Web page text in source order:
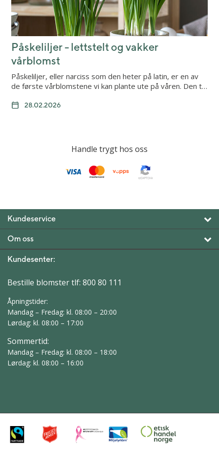
Påskeliljer - lettstelt og vakker
vårblomst
Påskeliljer, eller narciss som den heter på latin, er en av
de første vårblomstene vi kan plante ute på våren. Den t…
28.02.2026
Handle trygt hos oss
Kundeservice
Om oss
Kundesenter:
Bestille blomster tlf: 800 80 111
Åpningstider:
Mandag – Fredag: kl. 08:00 – 20:00
Lørdag: kl. 08:00 – 17:00
Sommertid:
Mandag – Fredag: kl. 08:00 – 18:00
Lørdag: kl. 08:00 – 16:00